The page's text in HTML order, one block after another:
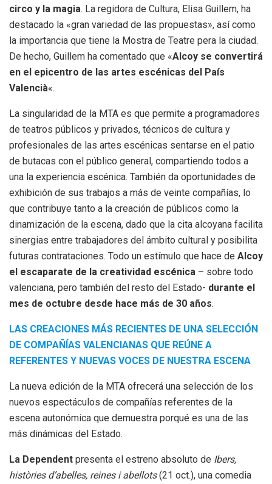
circo y la magia. La regidora de Cultura, Elisa Guillem, ha
destacado la «gran variedad de las propuestas», así como
la importancia que tiene la Mostra de Teatre pera la ciudad.
De hecho, Guillem ha comentado que «Alcoy se convertirá
en el epicentro de las artes escénicas del País
Valencià«.
La singularidad de la MTA es que permite a programadores
de teatros públicos y privados, técnicos de cultura y
profesionales de las artes escénicas sentarse en el patio
de butacas con el público general, compartiendo todos a
una la experiencia escénica. También da oportunidades de
exhibición de sus trabajos a más de veinte compañías, lo
que contribuye tanto a la creación de públicos como la
dinamización de la escena, dado que la cita alcoyana facilita
sinergias entre trabajadores del ámbito cultural y posibilita
futuras contrataciones. Todo un estímulo que hace de Alcoy
el escaparate de la creatividad escénica – sobre todo
valenciana, pero también del resto del Estado- durante el
mes de octubre desde hace más de 30 años.
LAS CREACIONES MÁS RECIENTES DE UNA SELECCIÓN
DE COMPAÑÍAS VALENCIANAS QUE REÚNE A
REFERENTES Y NUEVAS VOCES DE NUESTRA ESCENA
La nueva edición de la MTA ofrecerá una selección de los
nuevos espectáculos de compañías referentes de la
escena autonómica que demuestra porqué es una de las
más dinámicas del Estado.
La Dependent presenta el estreno absoluto de Ibers,
històries d’abelles, reines i abellots(21 oct.), una comedia